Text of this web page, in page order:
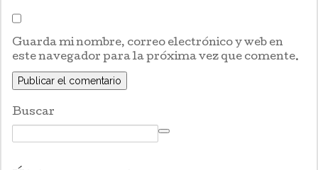
Guarda mi nombre, correo electrónico y web en
este navegador para la próxima vez que comente.
Buscar